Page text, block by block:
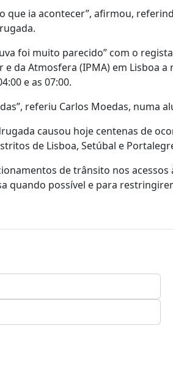
que ia acontecer”, afirmou,
foi muito parecido” com o
da Atmosfera (IPMA) em Lisboa a
e as 07:00.
referiu Carlos Moedas, numa
causou hoje centenas de
de Lisboa, Setúbal e
de trânsito nos
quando possível e para